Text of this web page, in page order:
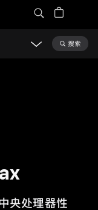
搜索
央处理器性